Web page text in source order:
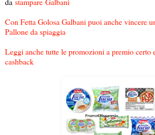
Con Fetta Golosa Galbani puoi anche vincere
Pallone da spiaggia
Leggi anche tutte le promozioni a premio certo
cashback